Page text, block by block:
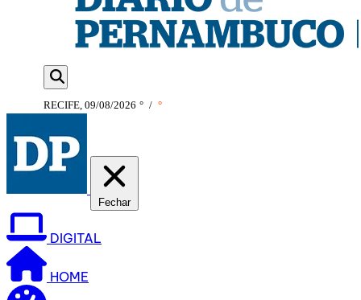
RECIFE, 09/08/2026 ° / °
Fechar
DIGITAL
HOME